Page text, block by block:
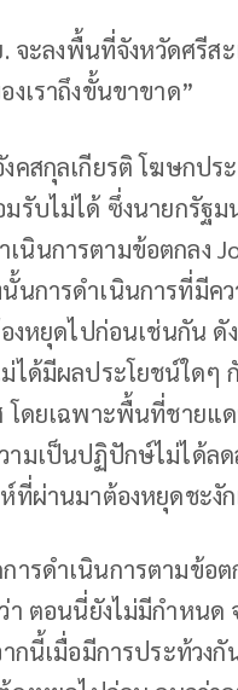
จะลงพื้นที่จังหวัดศรีส
งเราถึงขั้นขาขาด”
คสกุลเกียรติ โฆษกปร
มรับไม่ได้ ซึ่งนายกรัฐ
นินการตามข้อตกลง
นการดำเนินการที่มีค
งหยุดไปก่อนเช่นกัน
ได้มีผลประโยชน์ใดๆ
โดยเฉพาะพื้นที่ชายแ
ามเป็นปฏิปักษ์ไม่ได้ล
ผ่านมาต้องหยุดชะงัก
การดำเนินการตามข้
า ตอนนี่ยังไม่มีกำหน
กนี้เมื่อมีการประท้วง